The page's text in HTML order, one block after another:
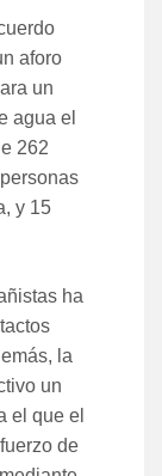
aforo
un
agua el
262
y 15
ha
la
un
el que el
de